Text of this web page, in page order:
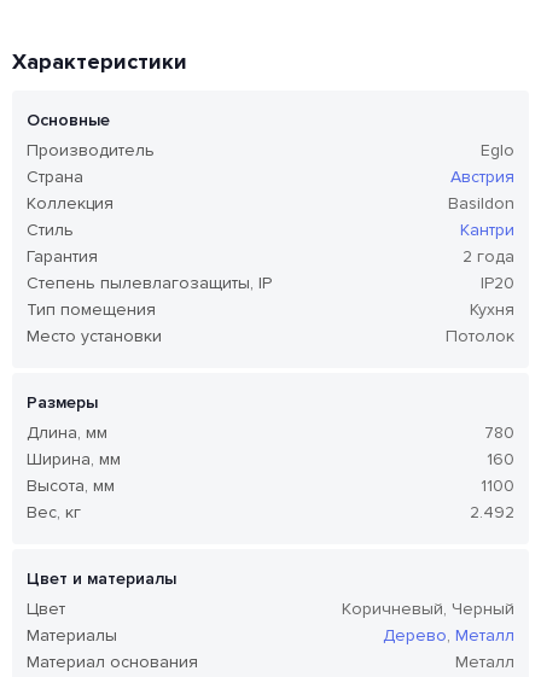
Характеристики
Основные
Производитель
Eglo
Страна
Австрия
Коллекция
Basildon
Стиль
Кантри
Гарантия
2 года
Степень пылевлагозащиты, IP
IP20
Тип помещения
Кухня
Место установки
Потолок
Размеры
Длина, мм
780
Ширина, мм
160
Высота, мм
1100
Вес, кг
2.492
Цвет и материалы
Цвет
Коричневый, Черный
Материалы
Дерево, Металл
Материал основания
Металл